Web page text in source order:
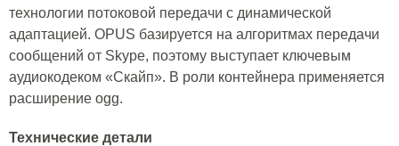
технологии потоковой передачи с динамической
адаптацией. OPUS базируется на алгоритмах передачи
сообщений от Skype, поэтому выступает ключевым
аудиокодеком «Скайп». В роли контейнера применяется
расширение ogg.
Технические детали